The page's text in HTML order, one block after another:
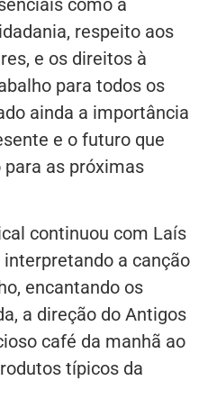
respeito aos
e os direitos à
para todos os
ainda a importância
e o futuro que
as próximas
continuou com Laís
a canção
encantando os
a direção do Antigos
café da manhã ao
típicos da